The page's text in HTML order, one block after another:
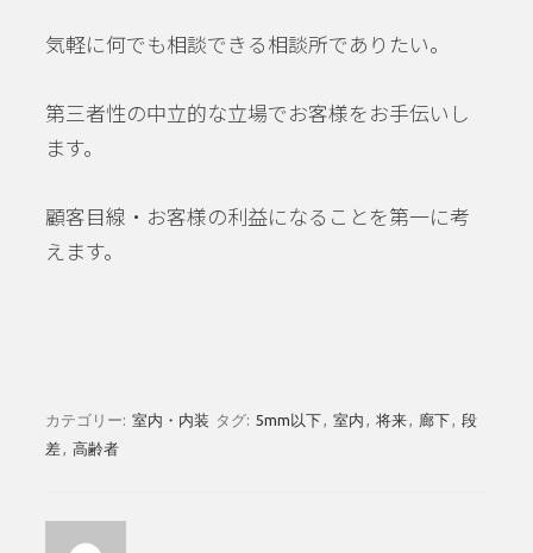
気軽に何でも相談できる相談所でありたい。
第三者性の中立的な立場でお客様をお手伝いし
ます。
顧客目線・お客様の利益になることを第一に考
えます。
カテゴリー: 室内・内装 タグ: 5mm以下, 室内 , 将来, 廊下, 段
差, 高齢者